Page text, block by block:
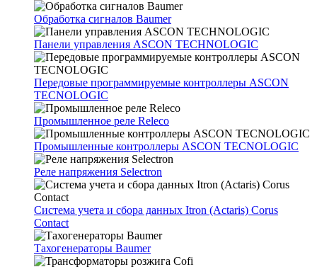
Обработка сигналов Baumer
Панели управления ASCON TECHNOLOGIC
Передовые программируемые контроллеры ASCON
TECNOLOGIC
Промышленное реле Releco
Промышленные контроллеры ASCON TECNOLOGIC
Реле напряжения Selectron
Система учета и сбора данных Itron (Actaris) Corus
Contact
Тахогенераторы Baumer